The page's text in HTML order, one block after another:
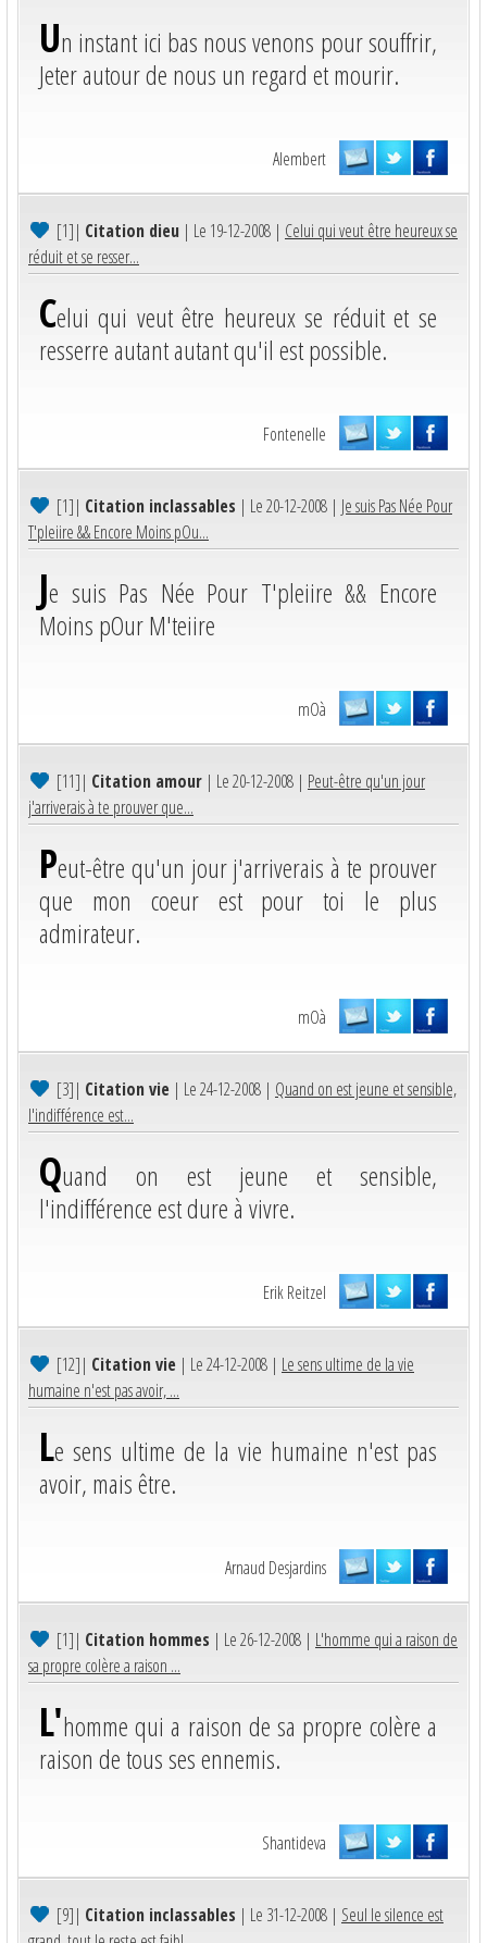
Un instant ici bas nous venons pour souffrir,
Jeter autour de nous un regard et mourir.
Alembert
[1]| Citation dieu | Le 19-12-2008 | Celui qui veut être heureux se
réduit et se resser...
Celui qui veut être heureux se réduit et se
resserre autant autant qu'il est possible.
Fontenelle
[1]| Citation inclassables | Le 20-12-2008 | Je suis Pas Née Pour
T'pleiire && Encore Moins pOu...
Je suis Pas Née Pour T'pleiire && Encore
Moins pOur M'teiire
mOà
[11]| Citation amour | Le 20-12-2008 | Peut-être qu'un jour
j'arriverais à te prouver que...
Peut-être qu'un jour j'arriverais à te prouver
que mon coeur est pour toi le plus
admirateur.
mOà
[3]| Citation vie | Le 24-12-2008 | Quand on est jeune et sensible,
l'indifférence est...
Quand on est jeune et sensible,
l'indifférence est dure à vivre.
Erik Reitzel
[12]| Citation vie | Le 24-12-2008 | Le sens ultime de la vie
humaine n'est pas avoir, ...
Le sens ultime de la vie humaine n'est pas
avoir, mais être.
Arnaud Desjardins
[1]| Citation hommes | Le 26-12-2008 | L'homme qui a raison de
sa propre colère a raison ...
L'homme qui a raison de sa propre colère a
raison de tous ses ennemis.
Shantideva
[9]| Citation inclassables | Le 31-12-2008 | Seul le silence est